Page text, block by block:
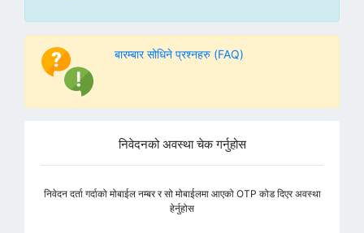
बारम्बार सोधिने प्रश्नहरु (FAQ)
निवेदनको अवस्था चेक गर्नुहोस
निवेदन दर्ता गर्दाको मोबाईल नम्बर र सो मोबाईलमा आएको OTP कोड दिएर अवस्था
हेर्नुहोस